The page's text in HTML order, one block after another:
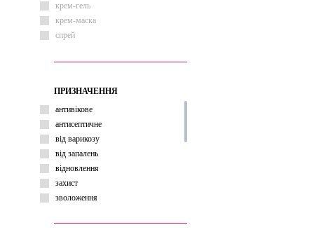
крем-гель
крем-маска
спрей
ПРИЗНАЧЕННЯ
антивікове
антисептичне
від варикозу
від запалень
відновлення
захист
зволоження